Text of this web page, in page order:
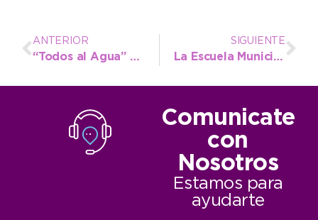
ANTERIOR
“Todos al Agua” se prepara para iniciar el año y convoca a reunión informativa
SIGUIENTE
La Escuela Municipal de Atletismo confirmó la selección para el Provincial de Mayores
Comunicate
con
Nosotros
Estamos para
ayudarte